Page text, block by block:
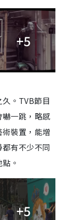
+5
。TVB節目
一跳，略感
裝置，能增
有不少不同
。
+5